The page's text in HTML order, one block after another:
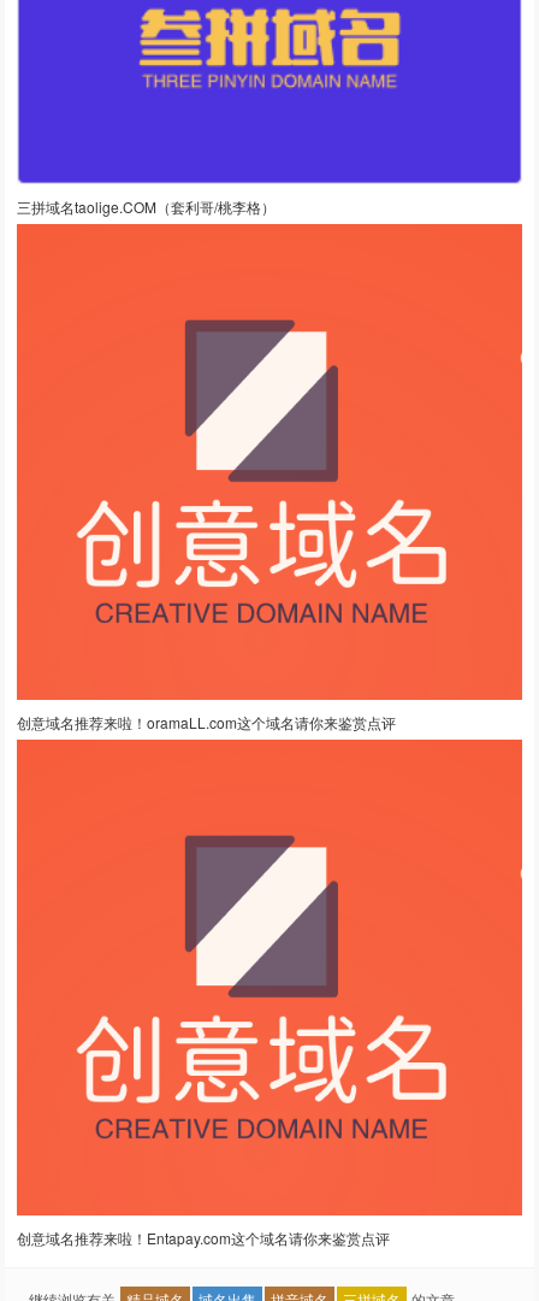
三拼域名taolige.COM（套利哥/桃李格）
创意域名推荐来啦！oramaLL.com这个域名请你来鉴赏点评
创意域名推荐来啦！Entapay.com这个域名请你来鉴赏点评